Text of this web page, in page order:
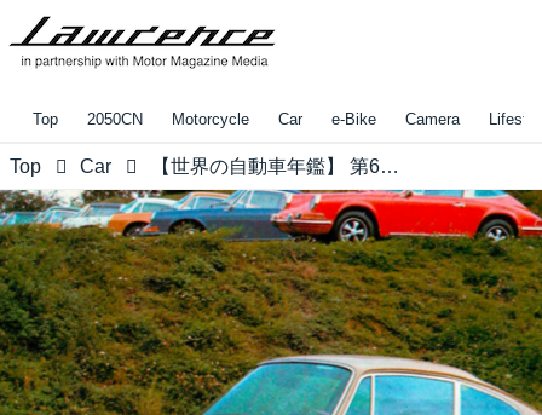
Top 2050CN Motorcycle Car e-Bike Camera
Top Car 【世界の自動車年鑑】 第6回「ポルシェ 911S/911E」（1969年モデル）